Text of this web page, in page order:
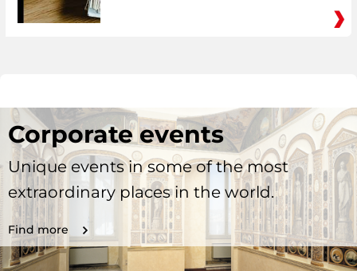
Corporate events
Unique events in some of the most
extraordinary places in the world.
Find more